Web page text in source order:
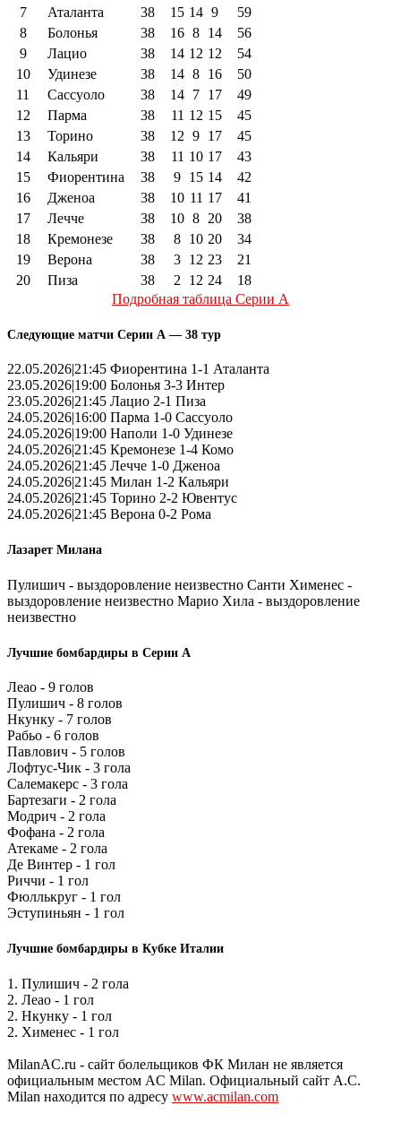
7
Аталанта 38 15 14 9
59
8
Болонья 38 16 8 14
56
9
Лацио 38 14 12 12
54
10
Удинезе 38 14 8 16
50
11
Сассуоло 38 14 7 17
49
12
Парма 38 11 12 15
45
13
Торино 38 12 9 17
45
14
Кальяри 38 11 10 17
43
15
Фиорентина 38 9 15 14
42
16
Дженоа 38 10 11 17
41
17
Лечче 38 10 8 20
38
18
Кремонезе 38 8 10 20
34
19
Верона 38 3 12 23
21
20
Пиза 38 2 12 24
18
Подробная таблица Серии А
Следующие матчи Серии А — 38 тур
22.05.2026|21:45 Фиорентина 1-1 Аталанта
23.05.2026|19:00 Болонья 3-3 Интер
23.05.2026|21:45 Лацио 2-1 Пиза
24.05.2026|16:00 Парма 1-0 Сассуоло
24.05.2026|19:00 Наполи 1-0 Удинезе
24.05.2026|21:45 Кремонезе 1-4 Комо
24.05.2026|21:45 Лечче 1-0 Дженоа
24.05.2026|21:45 Милан 1-2 Кальяри
24.05.2026|21:45 Торино 2-2 Ювентус
24.05.2026|21:45 Верона 0-2 Рома
Лазарет Милана
Пулишич - выздоровление неизвестно Санти Хименес -
выздоровление неизвестно Марио Хила - выздоровление
неизвестно
Лучшие бомбардиры в Серии А
Леао - 9 голов
Пулишич - 8 голов
Нкунку - 7 голов
Рабьо - 6 голов
Павлович - 5 голов
Лофтус-Чик - 3 гола
Салемакерс - 3 гола
Бартезаги - 2 гола
Модрич - 2 гола
Фофана - 2 гола
Атекаме - 2 гола
Де Винтер - 1 гол
Риччи - 1 гол
Фюллькруг - 1 гол
Эступиньян - 1 гол
Лучшие бомбардиры в Кубке Италии
1. Пулишич - 2 гола
2. Леао - 1 гол
2. Нкунку - 1 гол
2. Хименес - 1 гол
MilanAC.ru - сайт болельщиков ФК Милан не является
официальным местом AC Milan. Официальный сайт A.C.
Milan находится по адресу www.acmilan.com